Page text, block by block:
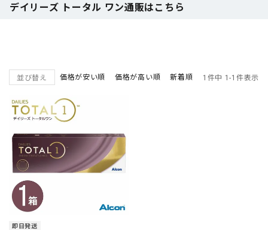
デイリーズ トータル ワン通販はこちら
並び替え 価格が安い順 価格が高い順 新着順 1 件中 1-1 件表示
即日発送